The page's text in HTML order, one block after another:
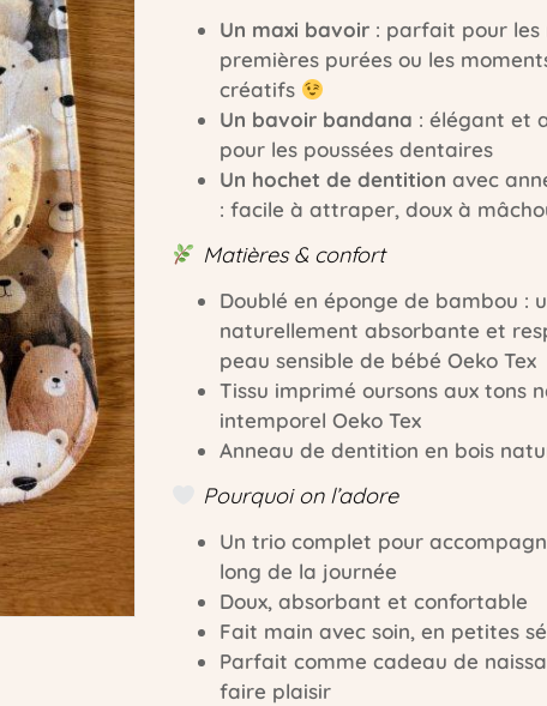
Un maxi bavoir : parfait pour les
premières purées ou les
créatifs
Un bavoir bandana : élégant et
pour les poussées dentaires
Un hochet de dentition avec
: facile à attraper, doux à
Matières & confort
Doublé en éponge de bambou :
naturellement absorbante et
peau sensible de bébé Oeko Tex
Tissu imprimé oursons aux tons
intemporel Oeko Tex
Anneau de dentition en bois
Pourquoi on l’adore
Un trio complet pour
long de la journée
Doux, absorbant et confortable
Fait main avec soin, en petites
Parfait comme cadeau de
faire plaisir